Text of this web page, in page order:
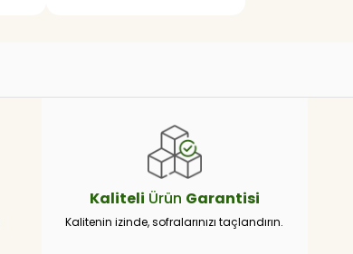
Kaliteli Ürün Garantisi
Kalitenin izinde, sofralarınızı taçlandırın.